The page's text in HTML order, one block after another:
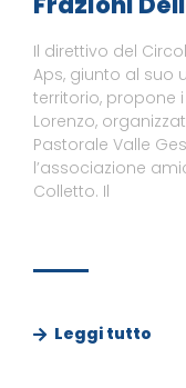
Il direttivo del
Aps, giunto al suo
territorio, propone
Lorenzo,
Pastorale Valle
l’associazione
Colletto. Il
Leggi tutto